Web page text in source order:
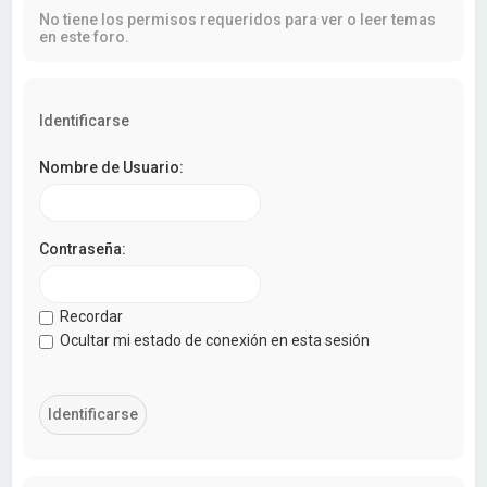
No tiene los permisos requeridos para ver o leer temas
en este foro.
Identificarse
Nombre de Usuario:
Contraseña:
Recordar
Ocultar mi estado de conexión en esta sesión